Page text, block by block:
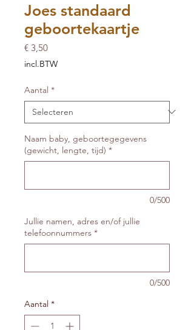
Joes standaard
geboortekaartje
€ 3,50Prijs
incl.BTW
Aantal *
Naam baby, geboortegegevens
(gewicht, lengte, tijd) *
0/500
Jullie namen, adres en/of jullie
telefoonnummers *
0/500
Aantal *